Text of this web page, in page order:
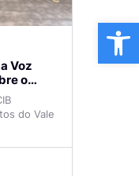
Voz
o
são
do Vale